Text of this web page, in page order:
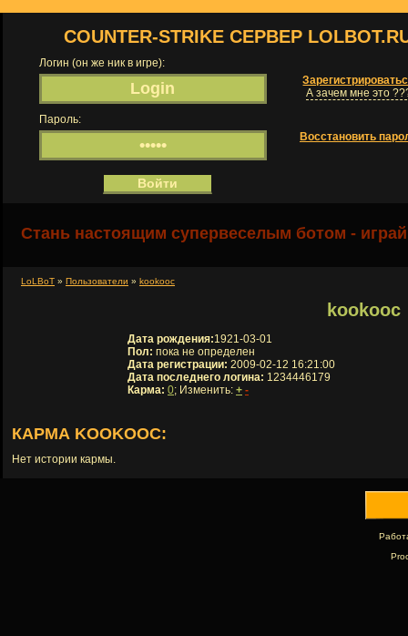
COUNTER-STRIKE СЕРВЕР
Логин (он же ник в игре):
А зачем мне это
Пароль:
Восстановить
Стань настоящим супервеселым ботом -
LoLBoT » Пользователи » kookooc
kookooc
Дата рождения:1921-03-01
Пол: пока не определен
Дата регистрации: 2009-02-12 16:21:00
Дата последнего логина: 1234446179
Карма: 0; Изменить: + -
КАРМА KOOKOOC:
Нет истории кармы.